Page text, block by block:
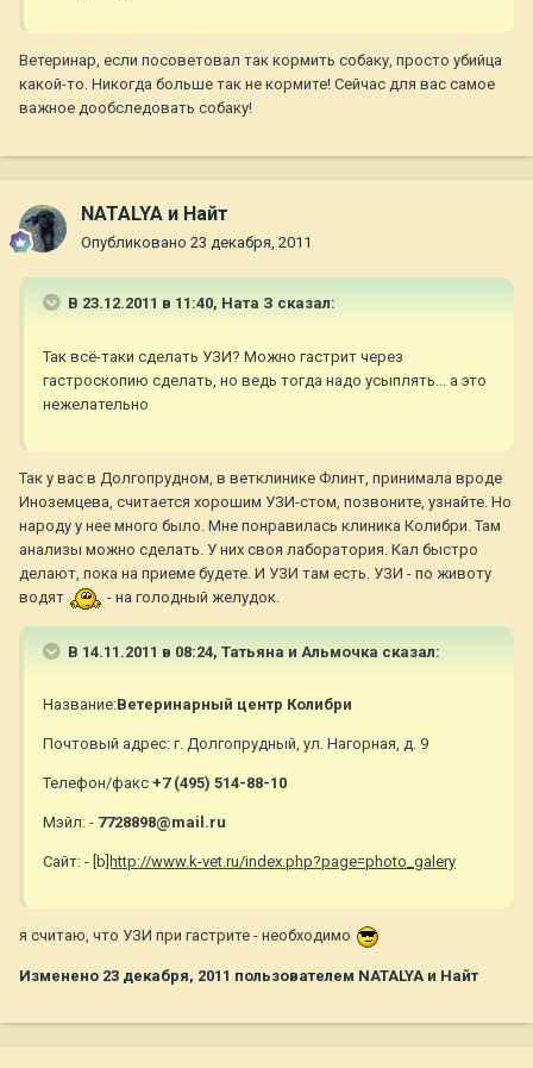
Ветеринар, если посоветовал так кормить собаку, просто убийца
какой-то. Никогда больше так не кормите! Сейчас для вас самое
важное дообследовать собаку!
NATALYA и Найт
Опубликовано 23 декабря, 2011
В 23.12.2011 в 11:40, Ната З сказал:
Так всё-таки сделать УЗИ? Можно гастрит через
гастроскопию сделать, но ведь тогда надо усыплять... а это
нежелательно
Так у вас в Долгопрудном, в ветклинике Флинт, принимала вроде
Иноземцева, считается хорошим УЗИ-стом, позвоните, узнайте. Но
народу у нее много было. Мне понравилась клиника Колибри. Там
анализы можно сделать. У них своя лаборатория. Кал быстро
делают, пока на приеме будете. И УЗИ там есть. УЗИ - по животу
водят
- на голодный желудок.
В 14.11.2011 в 08:24, Татьяна и Альмочка сказал:
Название:Ветеринарный центр Колибри
Почтовый адрес: г. Долгопрудный, ул. Нагорная, д. 9
Телефон/факс +7 (495) 514-88-10
Мэйл: - 7728898@mail.ru
Сайт: - [b ]http://www.k-vet.ru/index.php?page=photo_galery
я считаю, что УЗИ при гастрите - необходимо
Изменено 23 декабря, 2011 пользователем NATALYA и Найт